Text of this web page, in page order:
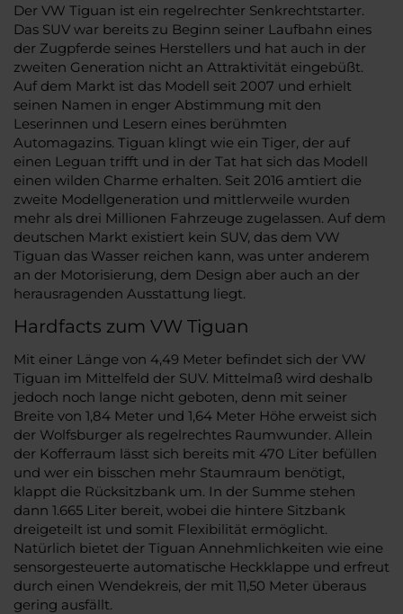
Der VW Tiguan ist ein regelrechter Senkrechtstarter.
Das SUV war bereits zu Beginn seiner Laufbahn eines
der Zugpferde seines Herstellers und hat auch in der
zweiten Generation nicht an Attraktivität eingebüßt.
Auf dem Markt ist das Modell seit 2007 und erhielt
seinen Namen in enger Abstimmung mit den
Leserinnen und Lesern eines berühmten
Automagazins. Tiguan klingt wie ein Tiger, der auf
einen Leguan trifft und in der Tat hat sich das Modell
einen wilden Charme erhalten. Seit 2016 amtiert die
zweite Modellgeneration und mittlerweile wurden
mehr als drei Millionen Fahrzeuge zugelassen. Auf dem
deutschen Markt existiert kein SUV, das dem VW
Tiguan das Wasser reichen kann, was unter anderem
an der Motorisierung, dem Design aber auch an der
herausragenden Ausstattung liegt.
Hardfacts zum VW Tiguan
Mit einer Länge von 4,49 Meter befindet sich der VW
Tiguan im Mittelfeld der SUV. Mittelmaß wird deshalb
jedoch noch lange nicht geboten, denn mit seiner
Breite von 1,84 Meter und 1,64 Meter Höhe erweist sich
der Wolfsburger als regelrechtes Raumwunder. Allein
der Kofferraum lässt sich bereits mit 470 Liter befüllen
und wer ein bisschen mehr Staumraum benötigt,
klappt die Rücksitzbank um. In der Summe stehen
dann 1.665 Liter bereit, wobei die hintere Sitzbank
dreigeteilt ist und somit Flexibilität ermöglicht.
Natürlich bietet der Tiguan Annehmlichkeiten wie eine
sensorgesteuerte automatische Heckklappe und erfreut
durch einen Wendekreis, der mit 11,50 Meter überaus
gering ausfällt.